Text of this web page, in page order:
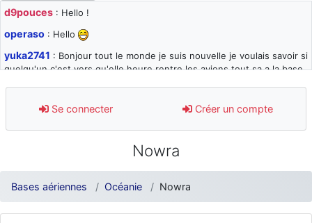
d9pouces : Hello !
operaso : Hello
yuka2741 : Bonjour tout le monde je suis nouvelle je voulais savoir si
quelqu'un c'est vers qu'elle heure rentre les avions tout sa a la base
d9pouces: désolé pour les quelques blocages du site ces derniers
jours : je teste des méthodes contre le spam et les bots trop nocifs
: Super, la nouvelle bannière
d9pouces : je suis un avion@,._,+ > lesquels ? je ne suis pas sûr de
comprendre
d9pouces: ouakamois > si tu parles du sujet sur l'Armée de l'Air,
Se connecter Créer un compte
Nowra
Bases aériennes Océanie Nowra